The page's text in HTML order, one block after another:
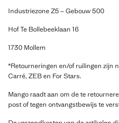
Industriezone Z5 – Gebouw 500
Hof Te Bollebeeklaan 16
1730 Mollem
*Retourneringen en/of ruilingen zijn
Carré, ZEB en For Stars.
Mango raadt aan om de te
post of tegen ontvangstbewijs te